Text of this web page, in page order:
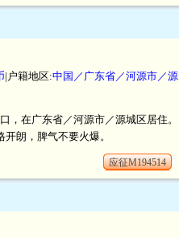
|户籍地区:中国／广东省／河源市／源
，在广东省／河源市／源城区居住。
朗，脾气不要火爆。
应征M194514